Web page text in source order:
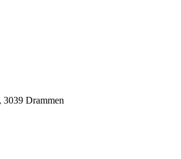
, 3039 Drammen